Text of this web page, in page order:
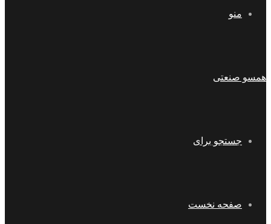
منو
همسو صنعتی
جستجو برای
صفحه نخست